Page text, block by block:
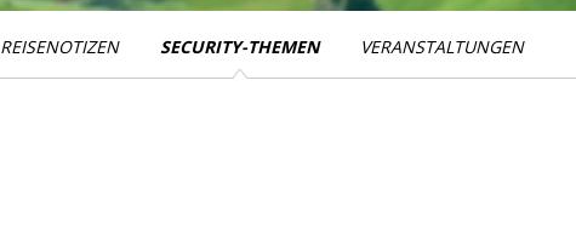
REISENOTIZEN SECURITY-THEMEN VERANSTALTUNGEN